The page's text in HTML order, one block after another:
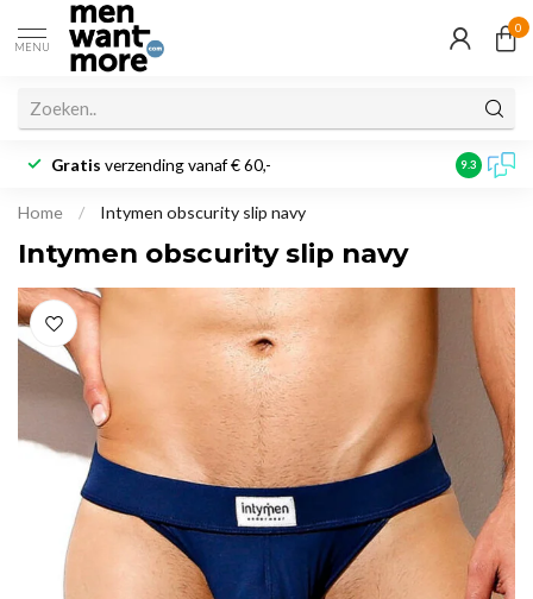
MENU
0
Gratis verzending vanaf € 60,- 9.3
Home / Intymen obscurity slip navy
Intymen obscurity slip navy